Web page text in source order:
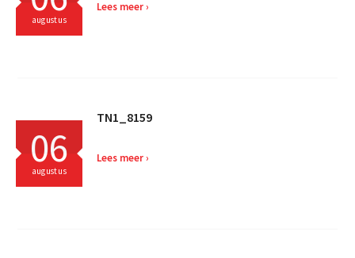
augustus
Lees meer
06
augustus
TN1_8159
Lees meer